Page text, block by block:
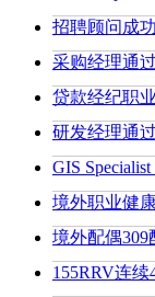
招聘顾问成
采购经理通
贷款经纪职
研发经理通
GIS
境外职业健
境外配偶309
155RRV连续